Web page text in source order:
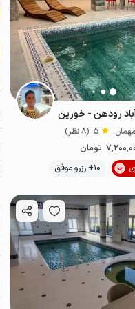
رودهن - خورین
5 (8 نظر)
تومان
10+ رزرو موفق